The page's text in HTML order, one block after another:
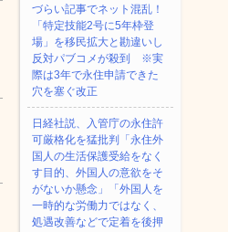
づらい記事でネット混乱！
「特定技能2号に5年枠登
場」を移民拡大と勘違いし
反対パブコメが殺到 ※実
際は3年で永住申請できた
穴を塞ぐ改正
日経社説、入管庁の永住許
可厳格化を猛批判「永住外
国人の生活保護受給をなく
す目的、外国人の意欲をそ
がないか懸念」「外国人を
一時的な労働力ではなく、
処遇改善などで定着を後押